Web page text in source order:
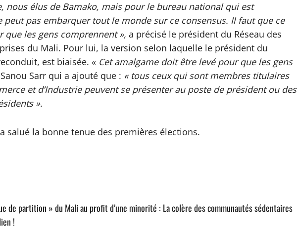
nous élus de Bamako, mais pour le bureau national qui est
peut pas embarquer tout le monde sur ce consensus. Il faut que ce
les gens comprennent », a précisé le président du Réseau des
du Mali. Pour lui, la version selon laquelle le président du
est biaisée. « Cet amalgame doit être levé pour que les gens
Sarr qui a ajouté que : « tous ceux qui sont membres titulaires
et d’Industrie peuvent se présenter au poste de président ou des
».
salué la bonne tenue des premières élections.
de partition » du Mali au profit d’une minorité : La colère des communautés sédentaires
!